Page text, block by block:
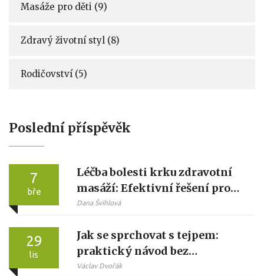
Masáže pro děti (9)
Zdravý životní styl (8)
Rodičovství (5)
Poslední příspěvěk
7
bře
Léčba bolesti krku zdravotní
masáží: Efektivní řešení pro
každodenní úlevu
Dana Švihlová
29
lis
Jak se sprchovat s tejpem:
praktický návod bez
poškození lepidla
Václav Dvořák